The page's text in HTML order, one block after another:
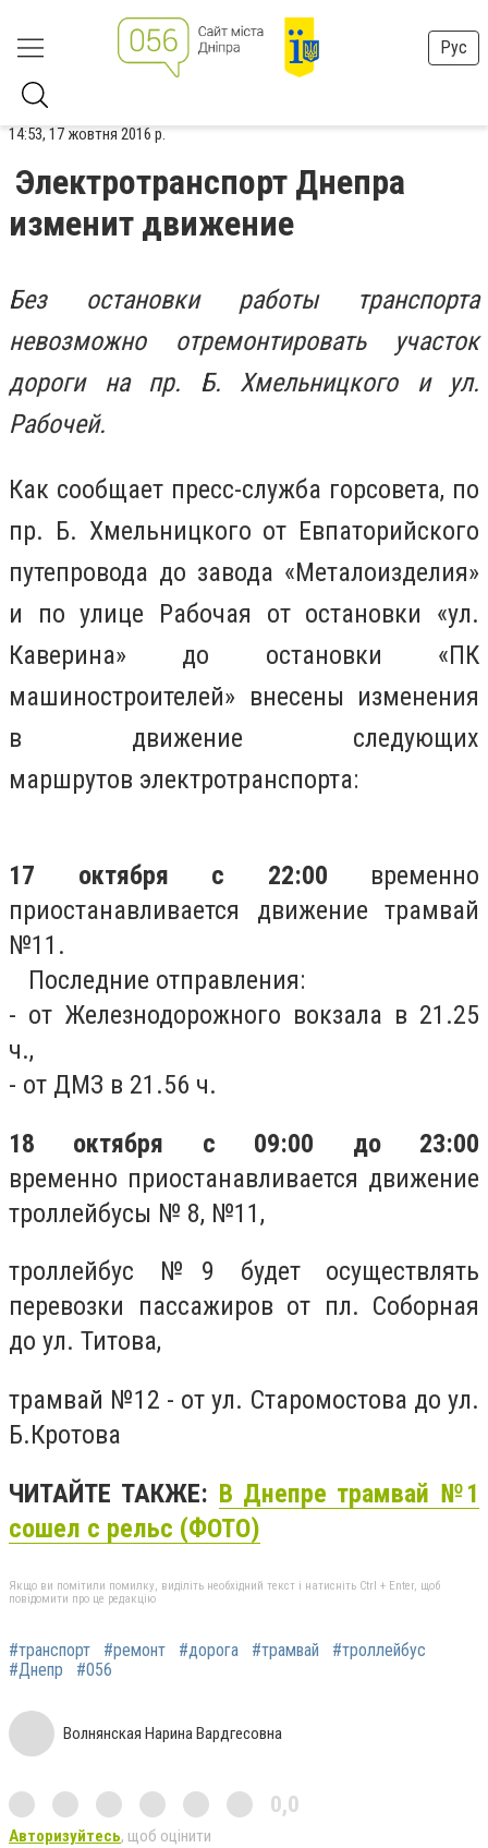
Рус
14:53, 17 жовтня 2016 р.
Электротранспорт Днепра
изменит движение
Без остановки работы транспорта
невозможно отремонтировать участок
дороги на пр. Б. Хмельницкого и ул.
Рабочей.
Как сообщает пресс-служба горсовета, по
пр. Б. Хмельницкого от Евпаторийского
путепровода до завода «Металоизделия»
и по улице Рабочая от остановки «ул.
Каверина» до остановки «ПК
машиностроителей» внесены изменения
в движение следующих
маршрутов электротранспорта:
17 октября с 22:00 временно
приостанавливается движение трамвай
№11.
Последние отправления:
- от Железнодорожного вокзала в 21.25
ч.,
- от ДМЗ в 21.56 ч.
18 октября с 09:00 до 23:00
временно приостанавливается движение
троллейбусы № 8, №11,
троллейбус №9 будет осуществлять
перевозки пассажиров от пл. Соборная
до ул. Титова,
трамвай №12 - от ул. Старомостова до ул.
Б.Кротова
ЧИТАЙТЕ ТАКЖЕ: В Днепре трамвай №1
сошел с рельс (ФОТО)
Якщо ви помітили помилку, виділіть необхідний текст і натисніть Ctrl + Enter, щоб
повідомити про це редакцію
#транспорт #ремонт #дорога #трамвай
#троллейбус
#Днепр
#056
Волнянская Нарина Вардгесовна
0,0
Авторизуйтесь, щоб оцінити